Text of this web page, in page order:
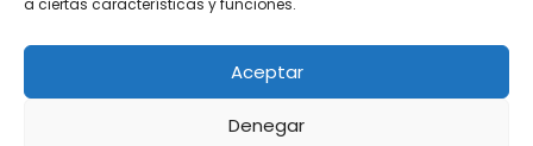
a ciertas características y funciones.
Aceptar
Denegar
© Newspaper WordPress Theme by TagDiv
Uruguay Chile